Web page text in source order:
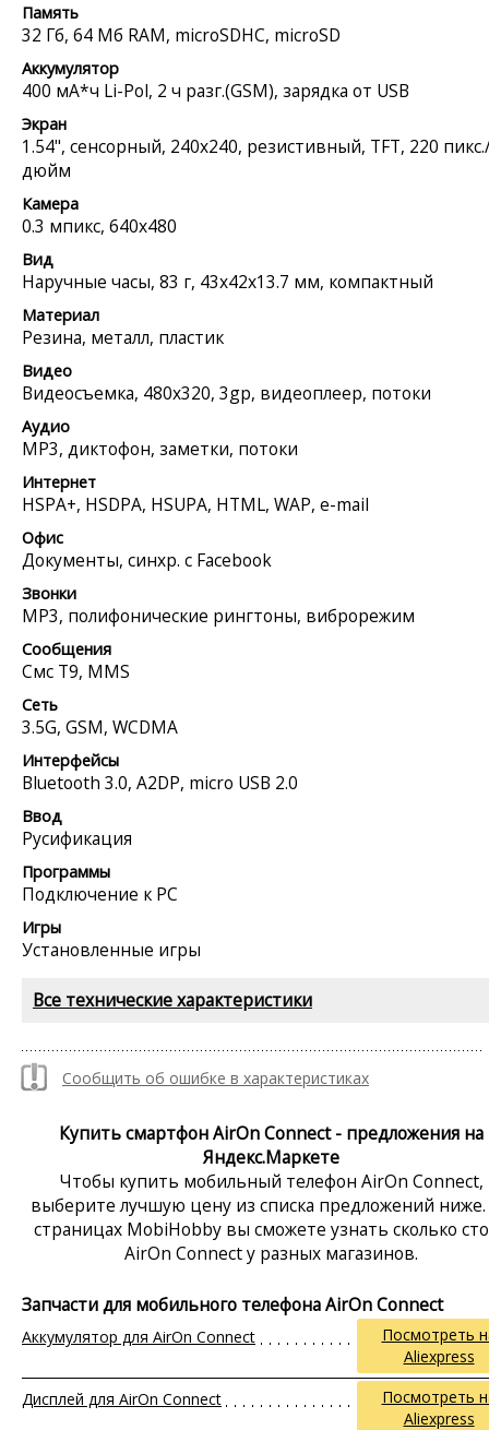
Память
32 Гб, 64 Мб RAM, microSDHC, microSD
Аккумулятор
400 мА*ч Li-Pol, 2 ч разг.(GSM), зарядка от USB
Экран
1.54", сенсорный, 240x240, резистивный, TFT, 220
дюйм
Камера
0.3 мпикс, 640x480
Вид
Наручные часы, 83 г, 43x42x13.7 мм, компактный
Материал
Резина, металл, пластик
Видео
Видеосъемка, 480x320, 3gp, видеоплеер, потоки
Аудио
MP3, диктофон, заметки, потоки
Интернет
HSPA+, HSDPA, HSUPA, HTML, WAP, e-mail
Офис
Документы, синхр. с Facebook
Звонки
MP3, полифонические рингтоны, виброрежим
Сообщения
Смс Т9, MMS
Сеть
3.5G, GSM, WCDMA
Интерфейсы
Bluetooth 3.0, A2DP, micro USB 2.0
Ввод
Русификация
Программы
Подключение к PC
Игры
Установленные игры
Все технические характеристики
Сообщить об ошибке в характеристиках
Купить смартфон AirOn Connect - предложения на
Яндекс.Маркете
Чтобы купить мобильный телефон AirOn Connect,
выберите лучшую цену из списка предложений
страницах MobiHobby вы сможете узнать сколько
AirOn Connect у разных магазинов.
Запчасти для мобильного телефона AirOn Connect
Аккумулятор для AirOn Connect
Посмотреть
Aliexpress
Дисплей для AirOn Connect
Посмотреть
Aliexpress